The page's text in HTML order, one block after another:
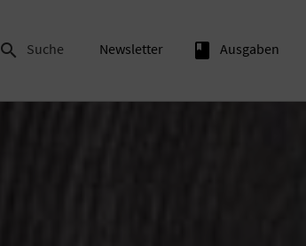
 Suche Newsletter book Ausgaben